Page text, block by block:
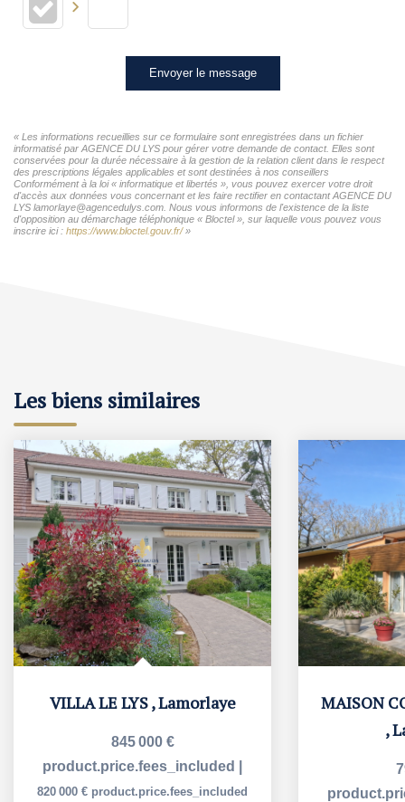
Envoyer le message
« Les informations recueillies sur ce formulaire sont enregistrées dans un fichier
informatisé par AGENCE DU LYS pour gérer votre demande de contact. Elles sont
conservées pour la durée nécessaire à la gestion de la relation client dans le respect
des prescriptions légales applicables et sont destinées à nos conseillers
Conformément à la loi « informatique et libertés », vous pouvez exercer votre droit
d'accès aux données vous concernant et les faire rectifier en contactant AGENCE DU
LYS lamorlaye@agencedulys.com. Nous vous informons de l'existence de la liste
d'opposition au démarchage téléphonique « Bloctel », sur laquelle vous pouvez vous
inscrire ici : https://www.bloctel.gouv.fr/»
Les biens similaires
VILLA LE LYS,Lamorlaye
845 000 €
product.price.fees_included
820 000 € product.price.fees_included
,